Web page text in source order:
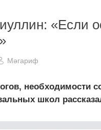
«Если
Мәгариф
необходимости
школ